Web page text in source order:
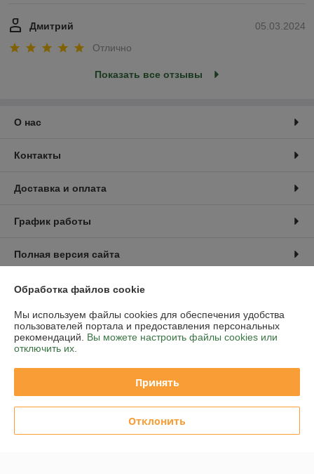
05.03.2024
Дмитрий
Отлично
Показать все отзывы
О нас
Контакты
Доставка и оплата
График работы
Полная версия сайта
Политика обработки cookies
Сайт создан на платформе Deal.by
Юридическое лицо:Общество с ограниченной ответственностью
Обработка файлов cookie
Мы используем файлы cookies для обеспечения удобства
пользователей портала и предоставления персональных
рекомендаций. Вы можете настроить файлы cookies или
отключить их.
Принять
Отклонить